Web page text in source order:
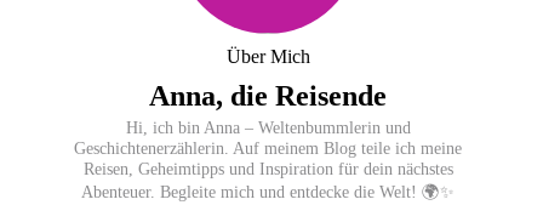
Über Mich
Anna, die Reisende
Hi, ich bin Anna – Weltenbummlerin und
Geschichtenerzählerin. Auf meinem Blog teile ich meine
Reisen, Geheimtipps und Inspiration für dein nächstes
Abenteuer. Begleite mich und entdecke die Welt! 🌍✨